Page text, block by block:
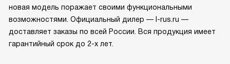
новая модель поражает своими функциональными
возможностями. Официальный дилер — l-rus.ru —
доставляет заказы по всей России. Вся продукция имеет
гарантийный срок до 2-х лет.